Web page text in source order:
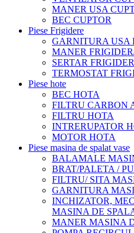
MANER USA
BEC CUPTOR
Piese Frigidere
GARNITURA USA
MANER
SERTAR
TERMOSTAT
Piese hote
BEC HOTA
FILTRU CARBON
FILTRU HOTA
INTRERUPATOR
MOTOR HOTA
Piese masina de spalat vase
BALAMALE
BRAT/PALETA /
FILTRU/ SITA
GARNITURA
INCHIZATOR,
MASINA DE
MANER MASINA